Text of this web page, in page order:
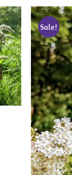
Sale!
LISA